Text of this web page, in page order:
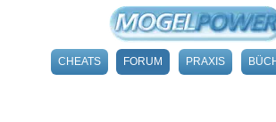
CHEATS FORUM PRAXIS